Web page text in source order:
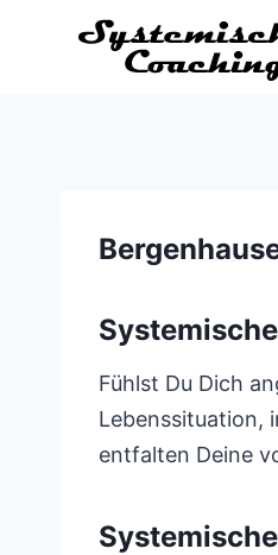
Fühlst Du Dich
Lebenssituation,
entfalten Deine